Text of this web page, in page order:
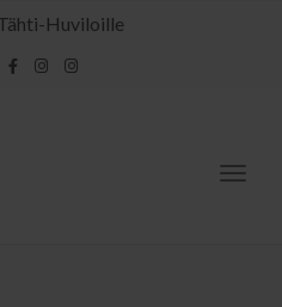
Huviloille